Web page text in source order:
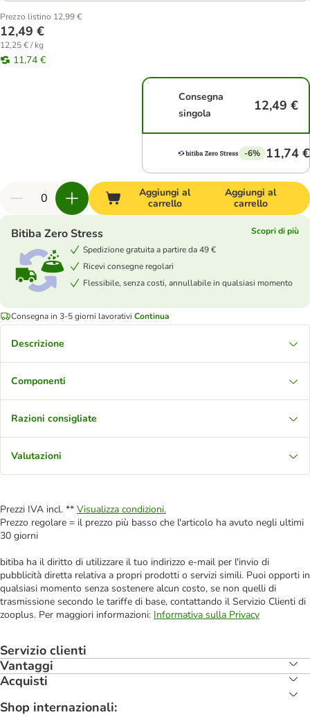
Prezzo listino 12,99 €
12,49 €
12,25 € / kg
11,74 €
Consegna
singola
12,49 €
-6% 11,74 €
Aggiungi al
carrello
Aggiungi al
carrello
Bitiba Zero Stress
Scopri di più
Spedizione gratuita a partire da 49 €
Ricevi consegne regolari
Flessibile, senza costi, annullabile in qualsiasi momento
Consegna in 3-5 giorni lavorativi Continua
Descrizione
Componenti
Razioni consigliate
Valutazioni
Prezzi IVA incl. ** Visualizza condizioni.
Prezzo regolare = il prezzo più basso che l'articolo ha avuto negli ultimi
30 giorni
bitiba ha il diritto di utilizzare il tuo indirizzo e-mail per l'invio di
pubblicità diretta relativa a propri prodotti o servizi simili. Puoi opporti in
qualsiasi momento senza sostenere alcun costo, se non quelli di
trasmissione secondo le tariffe di base, contattando il Servizio Clienti di
zooplus. Per maggiori informazioni: Informativa sulla Privacy
Servizio clienti
Vantaggi
Acquisti
Shop internazionali: